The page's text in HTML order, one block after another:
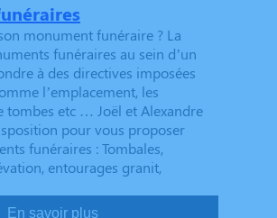
monument funéraire ? La
funéraires au sein d’un
à des directives imposées
l’emplacement, les
tombes etc … Joël et Alexandre
pour vous proposer
funéraires : Tombales,
entourages granit,
En savoir plus